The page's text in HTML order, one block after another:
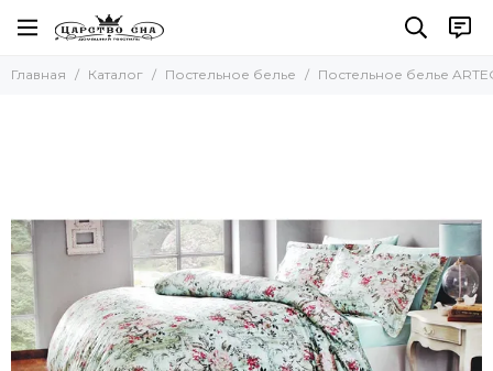
Постельное белье
Простыни на резинке
Простыни махровые
Пододеяльники
Наволочки
Комплект простыня и наволочки
Детское постельное белье
Главная Каталог Постельное белье Постельное белье